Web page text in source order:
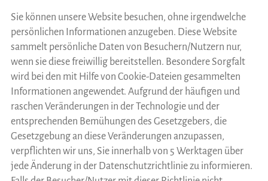
Sie können unsere Website besuchen, ohne irgendwelche
persönlichen Informationen anzugeben. Diese Website
sammelt persönliche Daten von Besuchern/Nutzern nur,
wenn sie diese freiwillig bereitstellen. Besondere Sorgfalt
wird bei den mit Hilfe von Cookie-Dateien gesammelten
Informationen angewendet. Aufgrund der häufigen und
raschen Veränderungen in der Technologie und der
entsprechenden Bemühungen des Gesetzgebers, die
Gesetzgebung an diese Veränderungen anzupassen,
verpflichten wir uns, Sie innerhalb von 5 Werktagen über
jede Änderung in der Datenschutzrichtlinie zu informieren.